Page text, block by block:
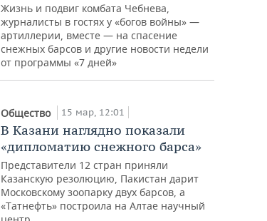
Жизнь и подвиг комбата Чебнева,
журналисты в гостях у «богов войны» —
артиллерии, вместе — на спасение
снежных барсов и другие новости недели
от программы «7 дней»
Общество 15 мар, 12:01
В Казани наглядно показали
«дипломатию снежного барса»
Представители 12 стран приняли
Казанскую резолюцию, Пакистан дарит
Московскому зоопарку двух барсов, а
«Татнефть» построила на Алтае научный